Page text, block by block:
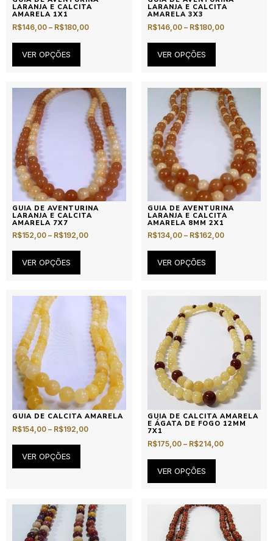
LARANJA E CALCITA
AMARELA 1X1
R$146,00 – R$180,00
VER OPÇÕES
LARANJA E CALCITA
AMARELA 3X3
R$146,00 – R$180,00
VER OPÇÕES
GUIA DE AVENTURINA
LARANJA E CALCITA
AMARELA 7X7
R$152,00 – R$192,00
VER OPÇÕES
GUIA DE AVENTURINA
LARANJA E CALCITA
AMARELA 8MM 2X1
R$134,00 – R$162,00
VER OPÇÕES
GUIA DE CALCITA AMARELA
R$154,00 – R$192,00
VER OPÇÕES
GUIA DE CALCITA AMARELA
E ÁGATA DE FOGO 12MM
7X1
R$175,00 – R$214,00
VER OPÇÕES